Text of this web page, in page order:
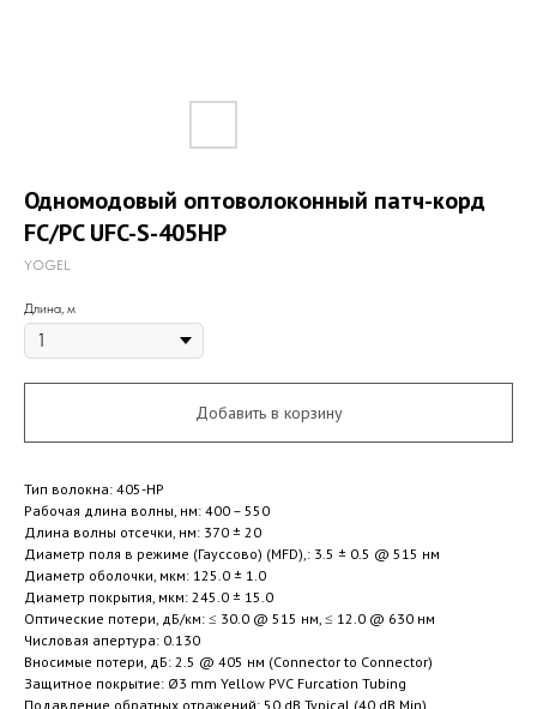
Одномодовый оптоволоконный патч-корд
FC/PC UFC-S-405HP
YOGEL
Длина, м
Добавить в корзину
Тип волокна: 405-HP
Рабочая длина волны, нм: 400 – 550
Длина волны отсечки, нм: 370 ± 20
Диаметр поля в режиме (Гауссово) (MFD),: 3.5 ± 0.5 @ 515 нм
Диаметр оболочки, мкм: 125.0 ± 1.0
Диаметр покрытия, мкм: 245.0 ± 15.0
Оптические потери, дБ/км: ≤ 30.0 @ 515 нм, ≤ 12.0 @ 630 нм
Числовая апертура: 0.130
Вносимые потери, дБ: 2.5 @ 405 нм (Connector to Connector)
Защитное покрытие: Ø3 mm Yellow PVC Furcation Tubing
Подавление обратных отражений: 50 dB Typical (40 dB Min)